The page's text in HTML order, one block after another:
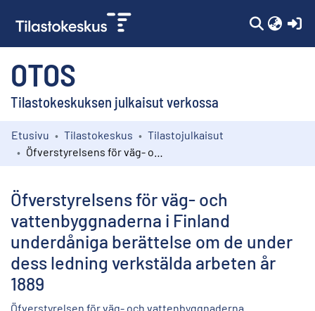
OTOS
Tilastokeskuksen julkaisut verkossa
Kokoelmat
Etusivu Tilastokeskus
Tilastojulkaisut
Öfverstyrelsens för väg- och
vattenbyggnaderna i Finland
underdåniga berättelse om de under
dess ledning verkstälda arbeten år
1889
Öfverstyrelsen för väg- och vattenbyggnaderna